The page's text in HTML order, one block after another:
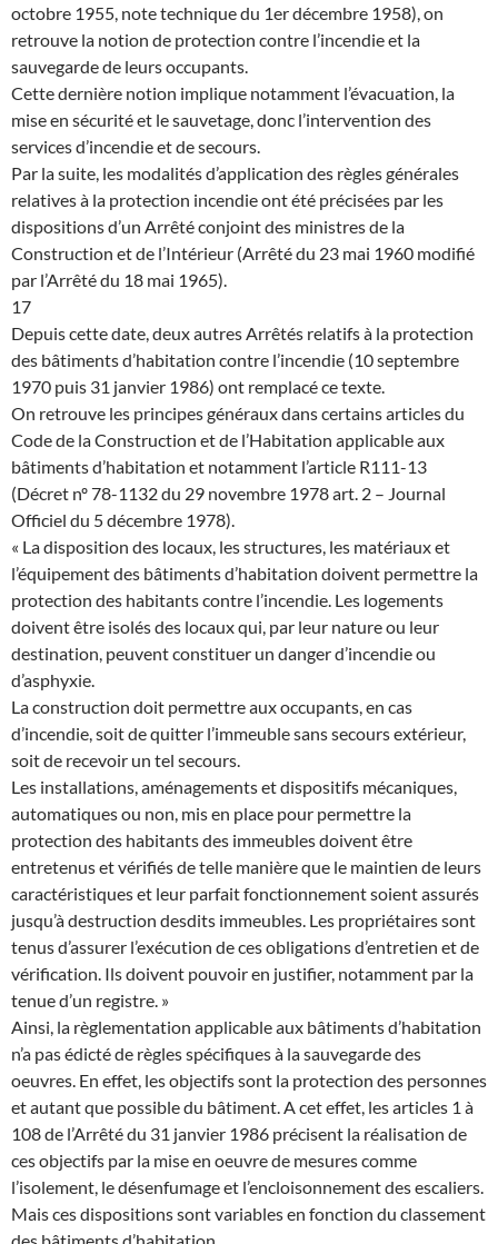
octobre 1955, note technique du 1er décembre 1958), on
retrouve la notion de protection contre l’incendie et la
sauvegarde de leurs occupants.
Cette dernière notion implique notamment l’évacuation, la
mise en sécurité et le sauvetage, donc l’intervention des
services d’incendie et de secours.
Par la suite, les modalités d’application des règles générales
relatives à la protection incendie ont été précisées par les
dispositions d’un Arrêté conjoint des ministres de la
Construction et de l’Intérieur (Arrêté du 23 mai 1960 modifié
par l’Arrêté du 18 mai 1965).
17
Depuis cette date, deux autres Arrêtés relatifs à la protection
des bâtiments d’habitation contre l’incendie (10 septembre
1970 puis 31 janvier 1986) ont remplacé ce texte.
On retrouve les principes généraux dans certains articles du
Code de la Construction et de l’Habitation applicable aux
bâtiments d’habitation et notamment l’article R111-13
(Décret nº 78-1132 du 29 novembre 1978 art. 2 – Journal
Officiel du 5 décembre 1978).
« La disposition des locaux, les structures, les matériaux et
l’équipement des bâtiments d’habitation doivent permettre la
protection des habitants contre l’incendie. Les logements
doivent être isolés des locaux qui, par leur nature ou leur
destination, peuvent constituer un danger d’incendie ou
d’asphyxie.
La construction doit permettre aux occupants, en cas
d’incendie, soit de quitter l’immeuble sans secours extérieur,
soit de recevoir un tel secours.
Les installations, aménagements et dispositifs mécaniques,
automatiques ou non, mis en place pour permettre la
protection des habitants des immeubles doivent être
entretenus et vérifiés de telle manière que le maintien de leurs
caractéristiques et leur parfait fonctionnement soient assurés
jusqu’à destruction desdits immeubles. Les propriétaires sont
tenus d’assurer l’exécution de ces obligations d’entretien et de
vérification. Ils doivent pouvoir en justifier, notamment par la
tenue d’un registre. »
Ainsi, la règlementation applicable aux bâtiments d’habitation
n’a pas édicté de règles spécifiques à la sauvegarde des
oeuvres. En effet, les objectifs sont la protection des personnes
et autant que possible du bâtiment. A cet effet, les articles 1 à
108 de l’Arrêté du 31 janvier 1986 précisent la réalisation de
ces objectifs par la mise en oeuvre de mesures comme
l’isolement, le désenfumage et l’encloisonnement des escaliers.
Mais ces dispositions sont variables en fonction du classement
des bâtiments d’habitation.